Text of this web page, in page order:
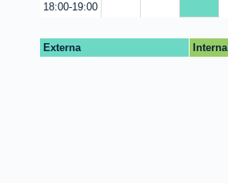
18:00-19:00
Externa Interna